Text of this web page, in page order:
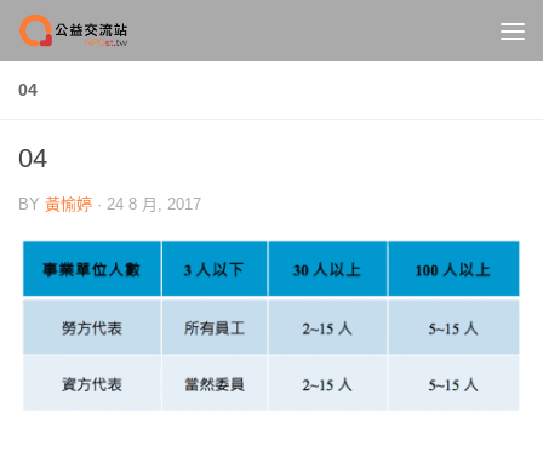
Skip to content
04
04
BY 黃愉婷 · 24 8 月, 2017